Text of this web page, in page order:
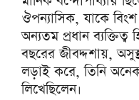
ঔপন্যাসিক, যাকে বিংশ
অন্যতম প্রধান ব্যক্তিত্ব
বছরের জীবদ্দশায়,
লড়াই করে, তিনি
লিখেছিলেন।